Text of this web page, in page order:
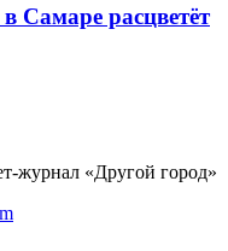
Самаре расцветёт
журнал «Другой город»